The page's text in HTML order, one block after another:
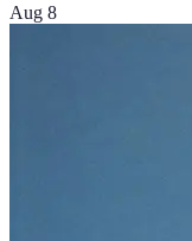
Aug 8